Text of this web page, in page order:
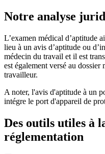
Notre analyse
L’examen médical d’aptitude
lieu à un avis d’aptitude ou
médecin du travail et il est
est également versé au
travailleur.
A noter, l'avis d'aptitude à un
intégre le port d'appareil de
Des outils utiles à
réglementation